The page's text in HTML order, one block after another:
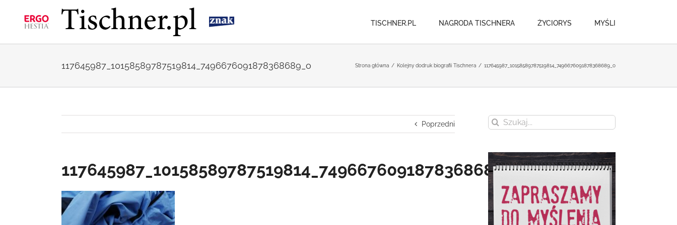
zawartości
TISCHNER.PL NAGRODA TISCHNERA ŻYCIORYS MYŚLI
117645987_10158589787519814_7496676091878368689_o Strona główna / Kolejny dodruk biografii Tischnera / 117645987_10158589787519814_7496676091878368689_o
Poprzedni
117645987_10158589787519814_7496676091878368689_o
Szukaj